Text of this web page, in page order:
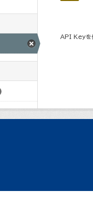
API Keyを